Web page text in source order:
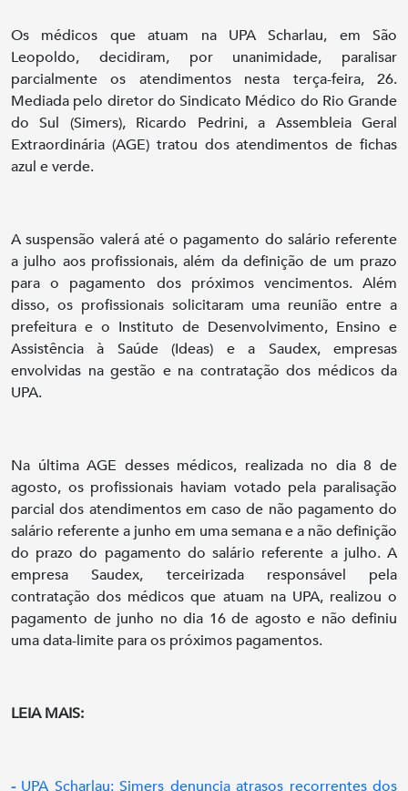
Os médicos que atuam na UPA Scharlau, em São
Leopoldo, decidiram, por unanimidade, paralisar
parcialmente os atendimentos nesta terça-feira, 26.
Mediada pelo diretor do Sindicato Médico do Rio Grande
do Sul (Simers), Ricardo Pedrini, a Assembleia Geral
Extraordinária (AGE) tratou dos atendimentos de fichas
azul e verde.
A suspensão valerá até o pagamento do salário referente
a julho aos profissionais, além da definição de um prazo
para o pagamento dos próximos vencimentos. Além
disso, os profissionais solicitaram uma reunião entre a
prefeitura e o Instituto de Desenvolvimento, Ensino e
Assistência à Saúde (Ideas) e a Saudex, empresas
envolvidas na gestão e na contratação dos médicos da
UPA.
Na última AGE desses médicos, realizada no dia 8 de
agosto, os profissionais haviam votado pela paralisação
parcial dos atendimentos em caso de não pagamento do
salário referente a junho em uma semana e a não definição
do prazo do pagamento do salário referente a julho. A
empresa Saudex, terceirizada responsável pela
contratação dos médicos que atuam na UPA, realizou o
pagamento de junho no dia 16 de agosto e não definiu
uma data-limite para os próximos pagamentos.
LEIA MAIS:
- UPA Scharlau: Simers denuncia atrasos recorrentes dos